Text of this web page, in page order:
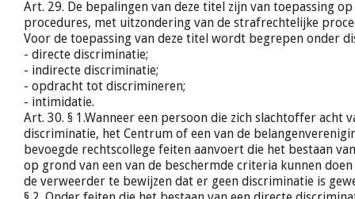
Art. 29. De bepalingen van deze titel zijn van toepassing
procedures, met uitzondering van de strafrechtelijke
Voor de toepassing van deze titel wordt begrepen onder
- directe discriminatie;
- indirecte discriminatie;
- opdracht tot discrimineren;
- intimidatie.
Art. 30. § 1.Wanneer een persoon die zich slachtoffer acht
discriminatie, het Centrum of een van de
bevoegde rechtscollege feiten aanvoert die het bestaan
op grond van een van de beschermde criteria kunnen
de verweerder te bewijzen dat er geen discriminatie is